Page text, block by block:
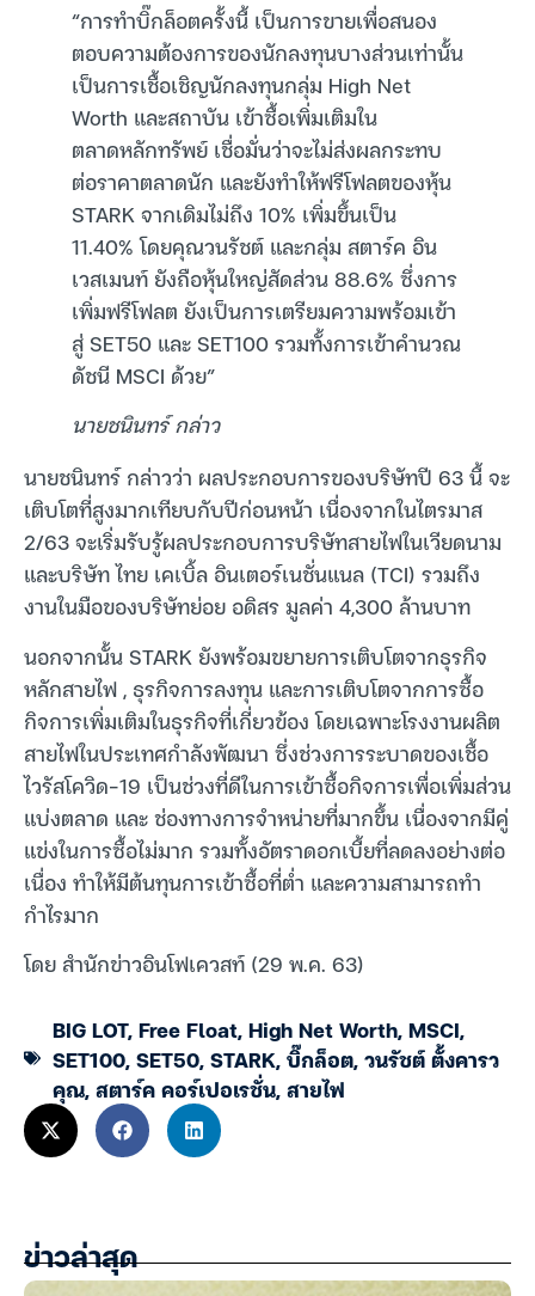
“การทำบิ๊กล็อตครั้งนี้ เป็นการขายเพื่อสนอง
ตอบความต้องการของนักลงทุนบางส่วนเท่านั้น
เป็นการเชื้อเชิญนักลงทุนกลุ่ม High Net
Worth และสถาบัน เข้าซื้อเพิ่มเติมใน
ตลาดหลักทรัพย์ เชื่อมั่นว่าจะไม่ส่งผลกระทบ
ต่อราคาตลาดนัก และยังทำให้ฟรีโฟลตของหุ้น
STARK จากเดิมไม่ถึง 10% เพิ่มขึ้นเป็น
11.40% โดยคุณวนรัชต์ และกลุ่ม สตาร์ค อิน
เวสเมนท์ ยังถือหุ้นใหญ่สัดส่วน 88.6% ซึ่งการ
เพิ่มฟรีโฟลต ยังเป็นการเตรียมความพร้อมเข้า
สู่ SET50 และ SET100 รวมทั้งการเข้าคำนวณ
ดัชนี MSCI ด้วย”
นายชนินทร์ กล่าว
นายชนินทร์ กล่าวว่า ผลประกอบการของบริษัทปี 63 นี้ จะ
เติบโตที่สูงมากเทียบกับปีก่อนหน้า เนื่องจากในไตรมาส
2/63 จะเริ่มรับรู้ผลประกอบการบริษัทสายไฟในเวียดนาม
และบริษัท ไทย เคเบิ้ล อินเตอร์เนชั่นแนล (TCI) รวมถึง
งานในมือของบริษัทย่อย อดิสร มูลค่า 4,300 ล้านบาท
นอกจากนั้น STARK ยังพร้อมขยายการเติบโตจากธุรกิจ
หลักสายไฟ , ธุรกิจการลงทุน และการเติบโตจากการซื้อ
กิจการเพิ่มเติมในธุรกิจที่เกี่ยวข้อง โดยเฉพาะโรงงานผลิต
สายไฟในประเทศกำลังพัฒนา ซึ่งช่วงการระบาดของเชื้อ
ไวรัสโควิด-19 เป็นช่วงที่ดีในการเข้าซื้อกิจการเพื่อเพิ่มส่วน
แบ่งตลาด และ ช่องทางการจำหน่ายที่มากขึ้น เนื่องจากมีคู่
แข่งในการซื้อไม่มาก รวมทั้งอัตราดอกเบี้ยที่ลดลงอย่างต่อ
เนื่อง ทำให้มีต้นทุนการเข้าซื้อที่ต่ำ และความสามารถทำ
กำไรมาก
โดย สำนักข่าวอินโฟเควสท์ (29 พ.ค. 63)
BIG LOT,Free Float,High Net Worth,MSCI,
SET100,SET50,STARK,บิ๊กล็อต,วนรัชต์ ตั้งคารว
คุณ,สตาร์ค คอร์เปอเรชั่น,สายไฟ
ข่าวล่าสุด